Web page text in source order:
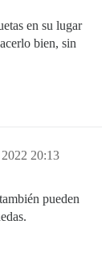
en su lugar
bien, sin
20:13
pueden